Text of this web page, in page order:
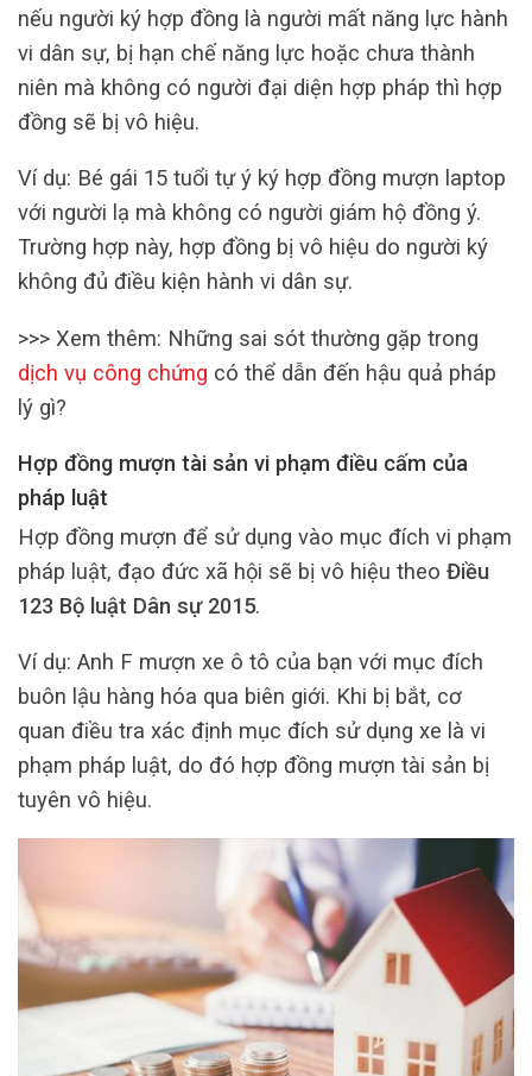
nếu người ký hợp đồng là người mất năng lực hành
vi dân sự, bị hạn chế năng lực hoặc chưa thành
niên mà không có người đại diện hợp pháp thì hợp
đồng sẽ bị vô hiệu.
Ví dụ: Bé gái 15 tuổi tự ý ký hợp đồng mượn laptop
với người lạ mà không có người giám hộ đồng ý.
Trường hợp này, hợp đồng bị vô hiệu do người ký
không đủ điều kiện hành vi dân sự.
>>> Xem thêm: Những sai sót thường gặp trong
dịch vụ công chứng có thể dẫn đến hậu quả pháp
lý gì?
Hợp đồng mượn tài sản vi phạm điều cấm của
pháp luật
Hợp đồng mượn để sử dụng vào mục đích vi phạm
pháp luật, đạo đức xã hội sẽ bị vô hiệu theo Điều
123 Bộ luật Dân sự 2015.
Ví dụ: Anh F mượn xe ô tô của bạn với mục đích
buôn lậu hàng hóa qua biên giới. Khi bị bắt, cơ
quan điều tra xác định mục đích sử dụng xe là vi
phạm pháp luật, do đó hợp đồng mượn tài sản bị
tuyên vô hiệu.